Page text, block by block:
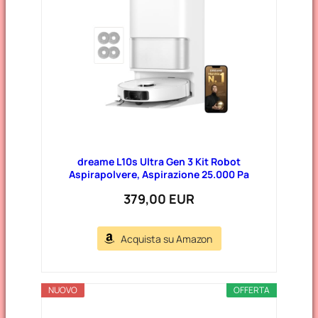
e
dreame L10s Ultra Gen 3 Kit Robot
Aspirapolvere, Aspirazione 25.000 Pa
379,00 EUR
Acquista su Amazon
OFFERTA
NUOVO